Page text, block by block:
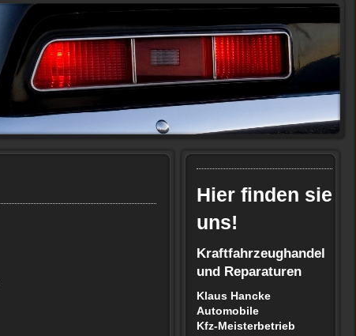
Hier finden sie
uns!
Kraftfahrzeughandel
und Reparaturen
Klaus Hancke
Automobile
Kfz-Meisterbetrieb